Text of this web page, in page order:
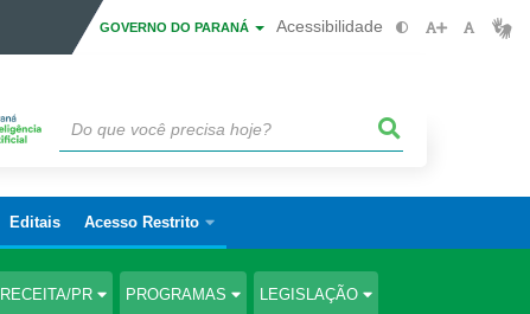
GOVERNO DO PARANÁ Acessibilidade
Editais Acesso Restrito
RECEITA/PR PROGRAMAS LEGISLAÇÃO